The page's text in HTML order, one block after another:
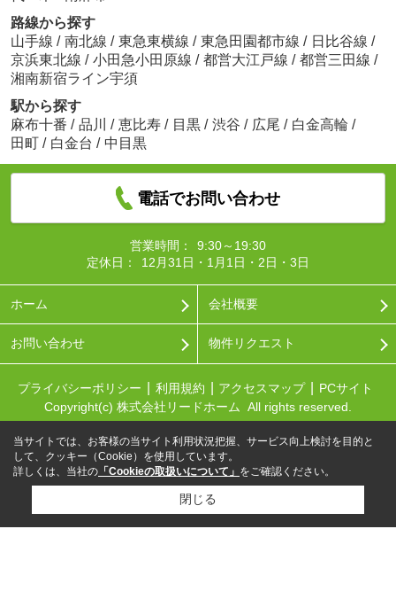
路線から探す
山手線 / 南北線 / 東急東横線 / 東急田園都市線 / 日比谷線 /
京浜東北線 / 小田急小田原線 / 都営大江戸線 / 都営三田線 /
湘南新宿ライン宇須
駅から探す
麻布十番 / 品川 / 恵比寿 / 目黒 / 渋谷 / 広尾 / 白金高輪 /
田町 / 白金台 / 中目黒
電話でお問い合わせ
営業時間：
9:30～19:30
定休日：
12月31日・1月1日・2日・3日
ホーム 会社概要
お問い合わせ 物件リクエスト
プライバシーポリシー 利用規約 アクセスマップ
PCサイト
Copyright(c) 株式会社リードホーム All rights reserved.
当サイトでは、お客様の当サイト利用状況把握、サービス向上検討を目的と
して、クッキー（Cookie）を使用しています。
詳しくは、当社の 「Cookieの取扱いについて」 をご確認ください。
閉じる